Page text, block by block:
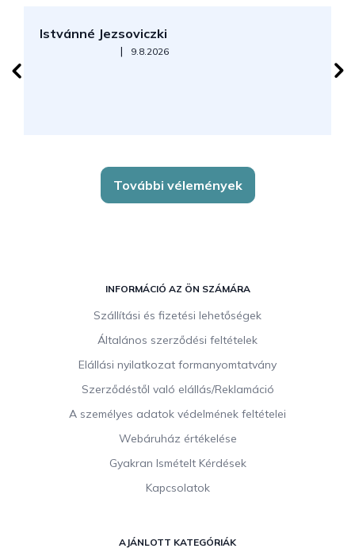
Istvánné Jezsoviczki
Az áruház értékelése 5-ből 5 csillag.
| 9.8.2026
További vélemények
INFORMÁCIÓ AZ ÖN SZÁMÁRA
Szállítási és fizetési lehetőségek
Általános szerződési feltételek
Elállási nyilatkozat formanyomtatvány
Szerződéstől való elállás/Reklamáció
A személyes adatok védelmének feltételei
Webáruház értékelése
Gyakran Ismételt Kérdések
Kapcsolatok
AJÁNLOTT KATEGÓRIÁK